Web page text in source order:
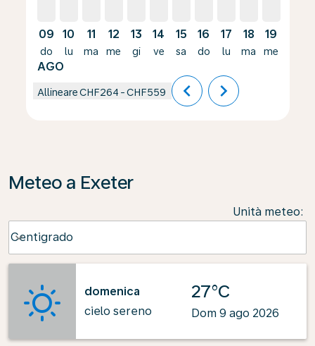
09
do
AGO
10
lu
11
ma
12
me
13
gi
14
ve
15
sa
16
do
17
lu
18
ma
19
me
AllineareCHF264 -CHF559 chevron_left chevron_right
Meteo a Exeter
Unità meteo:
Centigrado
keyboard_arrow_down
domenica
cielo sereno
27°C
Dom 9 ago 2026